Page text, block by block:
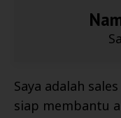
Saya adalah
siap membantu